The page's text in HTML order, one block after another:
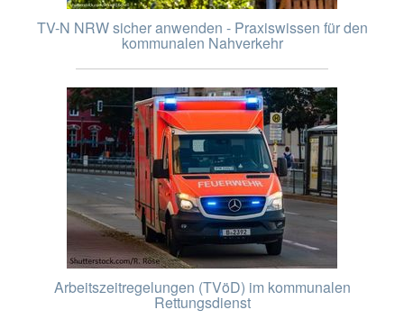
TV-N NRW sicher anwenden - Praxiswissen für den
kommunalen Nahverkehr
Arbeitszeitregelungen (TVöD) im kommunalen
Rettungsdienst